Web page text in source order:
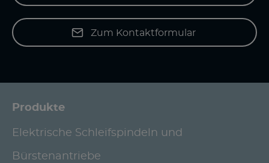
Zum Kontaktformular
Produkte
Elektrische Schleifspindeln und
Bürstenantriebe